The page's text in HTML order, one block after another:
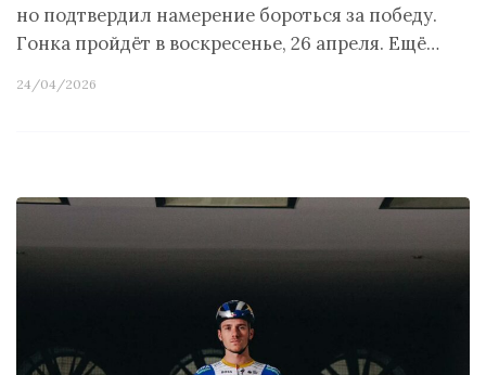
но подтвердил намерение бороться за победу.
Гонка пройдёт в воскресенье, 26 апреля. Ещё…
24/04/2026